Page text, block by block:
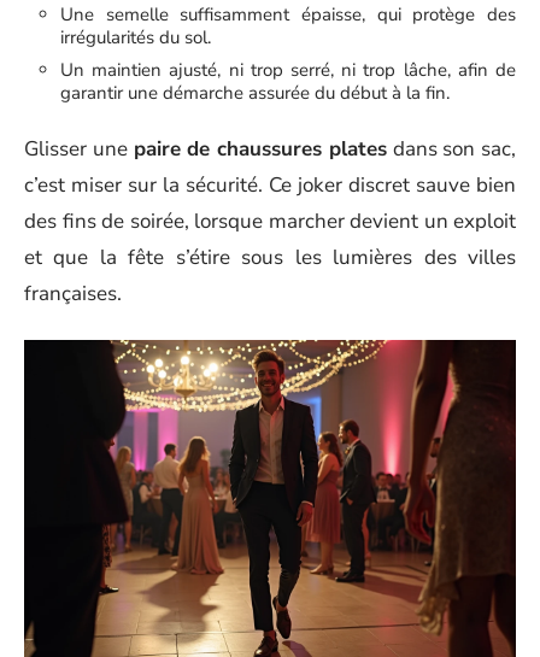
Une semelle suffisamment épaisse, qui protège des
irrégularités du sol.
Un maintien ajusté, ni trop serré, ni trop lâche, afin de
garantir une démarche assurée du début à la fin.
Glisser une paire de chaussures platesdans son sac,
c’est miser sur la sécurité. Ce joker discret sauve bien
des fins de soirée, lorsque marcher devient un exploit
et que la fête s’étire sous les lumières des villes
françaises.